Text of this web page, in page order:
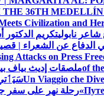
36TH
Civilization and
شاعر نابوليتكريم
الدفاع عن الشعراء |
Attacks on Press
ofملصقات إديث بياف
Un Viaggio che
رحلة نهرٍ على سفر